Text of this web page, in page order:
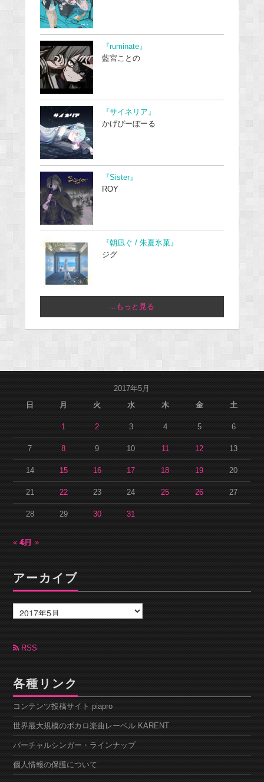
『ruminate』
藍宮ことの
『サイネリア』
かげぴーぼーる
『Sister』
ROY
『朝凪ぐ / 朱夏氷菓』
ジグ
...もっと見る
2017年5月
日
月 火 水 木 金 土
1 2 3 4 5 6
7 8 9 10 11 12 13
14 15 16 17 18 19 20
21 22 23 24 25 26 27
28 29 30 31
« 4月6月 »
アーカイブ
ー
カ
ブ RSS
各種リンク
コンテンツ投稿サイト piapro
世界最大規模のボカロ楽曲レーベル KARENT
バーチャルシンガー・ラインナップ
個人情報の保護について